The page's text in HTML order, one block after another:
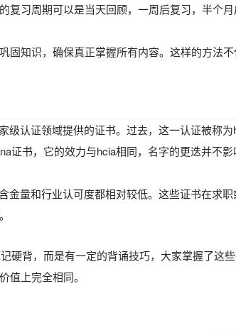
复习周期可以是当天回顾，一周后复习，半
知识，确保真正掌握所有内容。这样的方法
认证领域提供的证书。过去，这一认证被称
证书，它的效力与hcia相同，名字的更迭并
金量和行业认可度都相对较低。这些证书在
硬背，而是有一定的背诵技巧，大家掌握了
值上完全相同。